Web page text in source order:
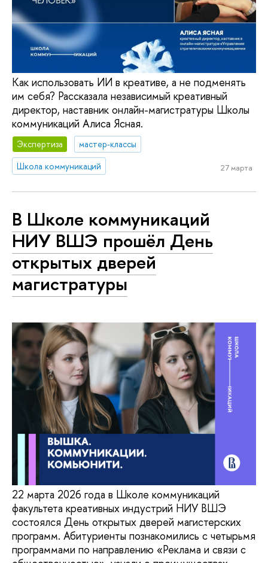
Как использовать ИИ в креативе, а не подменять
им себя? Рассказала независимый креативный
директор, наставник онлайн-магистратуры Школы
коммуникаций Алиса Ясная.
Экспертиза
мастер-классы
Школа коммуникаций
27 марта
В Школе коммуникаций
НИУ ВШЭ прошёл День
открытых дверей
магистратуры
22 марта 2026 года в Школе коммуникаций
факультета креативных индустрий НИУ ВШЭ
состоялся День открытых дверей магистерских
программ. Абитуриенты познакомились с четырьмя
программами по направлению «Реклама и связи с